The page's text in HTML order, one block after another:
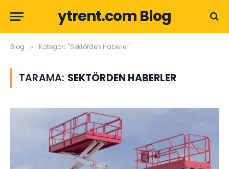
ytrent.com Blog
Blog » Kategori: "Sektörden Haberler"
TARAMA: SEKTÖRDEN HABERLER